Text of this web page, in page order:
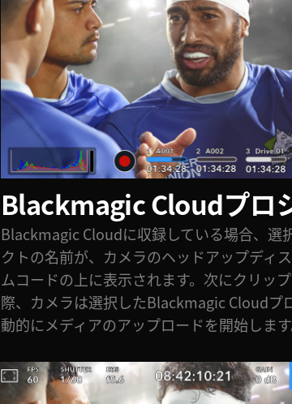
Blackmagic Cloudプロ
Blackmagic Cloudに収録している場合、選
クトの名前が、カメラのヘッドアップディ
ムコードの上に表示されます。次にクリッ
際、カメラは選択したBlackmagic Cloudプ
動的にメディアのアップロードを開始します